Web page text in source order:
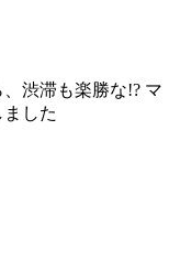
渋滞も楽勝な!? マ
した